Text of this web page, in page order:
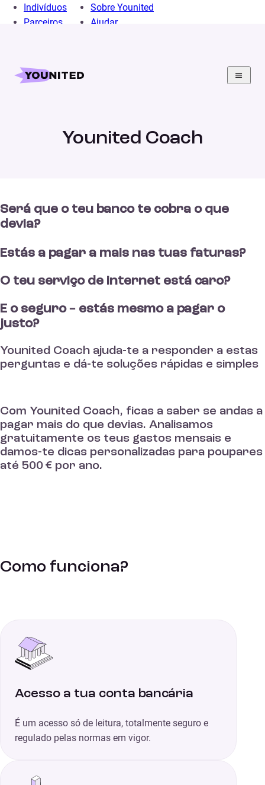
Indivíduos
Parceiros
Sobre Younited
Ajudar
Home
Younited Coach
Será que o teu banco te cobra o que
devia?
Estás a pagar a mais nas tuas faturas?
O teu serviço de internet está caro?
E o seguro – estás mesmo a pagar o
justo?
Younited Coach ajuda-te a responder a estas
perguntas e dá-te soluções rápidas e simples
Com Younited Coach, ficas a saber se andas a
pagar mais do que devias. Analisamos
gratuitamente os teus gastos mensais e
damos-te dicas personalizadas para poupares
até 500 € por ano.
Como funciona?
Acesso a tua conta bancária
É um acesso só de leitura, totalmente seguro e
regulado pelas normas em vigor.